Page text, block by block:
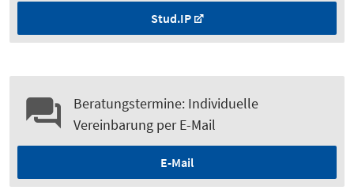
Stud.IP
Beratungstermine: Individuelle
Vereinbarung per E-Mail
E-Mail